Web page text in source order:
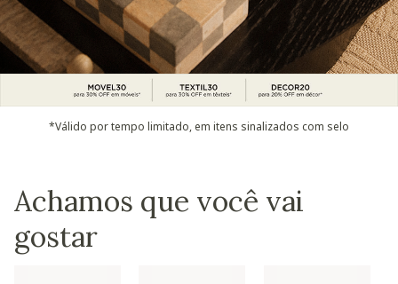
*Válido por tempo limitado, em itens sinalizados com selo
Achamos que você vai
gostar